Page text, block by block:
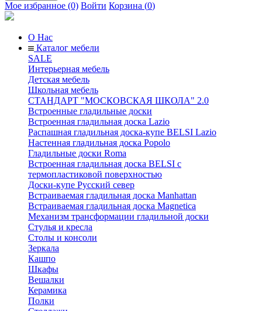
Мое избранное (0) Войти Корзина (0)
О Нас
Каталог мебели
SALE
Интерьерная мебель
Детская мебель
Школьная мебель
СТАНДАРТ "МОСКОВСКАЯ ШКОЛА" 2.0
Встроенные гладильные доски
Встроенная гладильная доска Lazio
Распашная гладильная доска-купе BELSI Lazio
Настенная гладильная доска Popolo
Гладильные доски Roma
Встроенная гладильная доска BELSI с
термопластиковой поверхностью
Доски-купе Русский север
Встраиваемая гладильная доска Manhattan
Встраиваемая гладильная доска Magnetica
Механизм трансформации гладильной доски
Стyлья и кресла
Столы и консоли
Зеркала
Кашпо
Шкафы
Вешалки
Керамика
Полки